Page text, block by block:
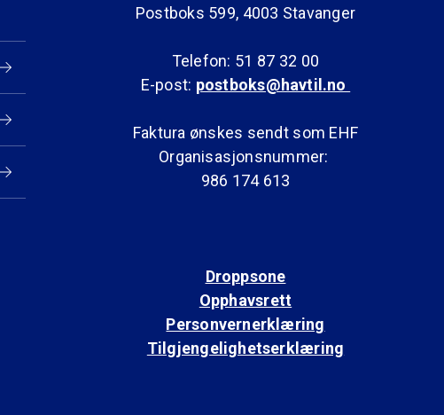
Postboks 599, 4003 Stavanger
Telefon: 51 87 32 00
E-post: postboks@havtil.no
Faktura ønskes sendt som EHF
Organisasjonsnummer:
986 174 613
Droppsone
Opphavsrett
Personvernerklæring
Tilgjengelighetserklæring